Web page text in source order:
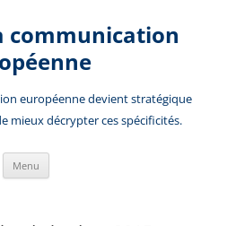
communication
européenne devient stratégique
mieux décrypter ces spécificités.
Menu